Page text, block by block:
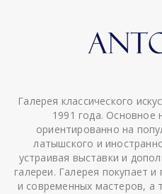
Галерея классического
1991 года. Основное
ориентированно на
латышского и
устраивая выставки и
галереи. Галерея покупает
и современных мастеров, а